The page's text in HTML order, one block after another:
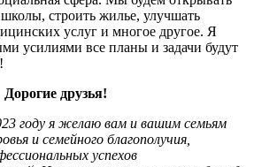
строить жилье, улучшать
услуг и многое другое. Я
усилиями все планы и задачи будут
Дорогие друзья!
году я желаю вам и вашим семьям
и семейного благополучия,
успехов